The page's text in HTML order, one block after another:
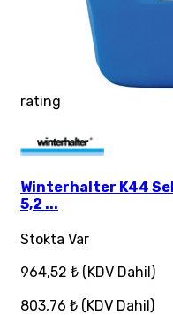
rating
Winterhalter K44
5,2 ...
Stokta Var
964,52 ₺ (KDV Dahil)
803,76 ₺ (KDV Dahil)